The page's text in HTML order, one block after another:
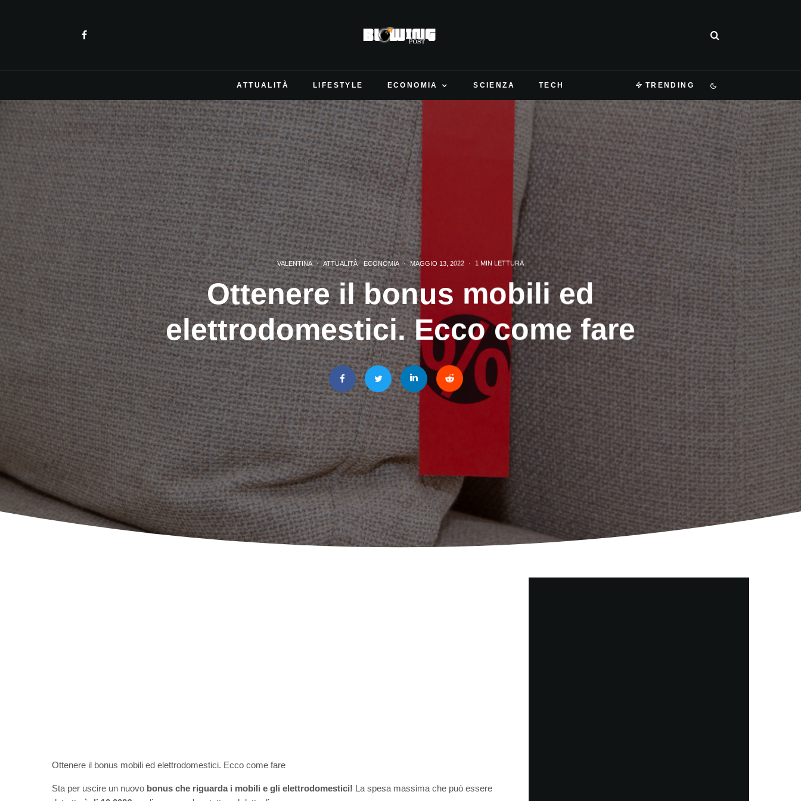
ATTUALITÀ LIFESTYLE ECONOMIA SCIENZA TECH TRENDING
VALENTINA · ATTUALITÀ ECONOMIA · MAGGIO 13, 2022 · 1 MIN LETTURA
Ottenere il bonus mobili ed
elettrodomestici. Ecco come fare
Ottenere il bonus mobili ed elettrodomestici. Ecco come fare
Sta per uscire un nuovo bonus che riguarda i mobili e gli elettrodomestici! La spesa massima che può essere